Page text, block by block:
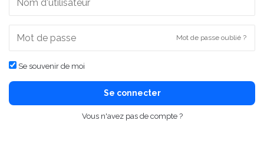
Mot de passe oublié ?
Se souvenir de moi
Se connecter
Vous n'avez pas de compte ?